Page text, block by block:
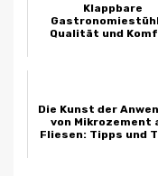
Klappbare
Qualität und
Die Kunst der
von Mikrozement
Fliesen: Tipps und